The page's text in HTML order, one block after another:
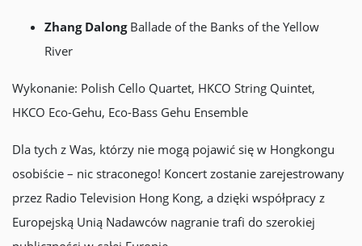
Zhang DalongBallade of the Banks of the Yellow
River
Wykonanie: Polish Cello Quartet, HKCO String Quintet,
HKCO Eco-Gehu, Eco-Bass Gehu Ensemble
Dla tych z Was, którzy nie mogą pojawić się w Hongkongu
osobiście – nic straconego! Koncert zostanie zarejestrowany
przez Radio Television Hong Kong, a dzięki współpracy z
Europejską Unią Nadawców nagranie trafi do szerokiej